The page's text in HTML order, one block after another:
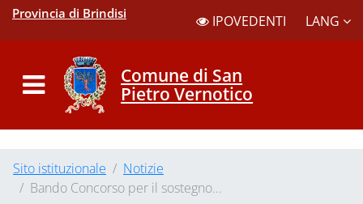
Provincia di Brindisi IPOVEDENTI LANG
Comune di San
Pietro Vernotico
Sito istituzionale
Notizie
Bando Concorso per il sostegno...